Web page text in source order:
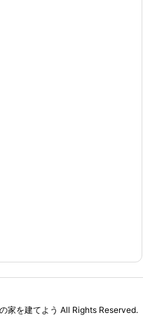
家を建てよう All Rights Reserved.